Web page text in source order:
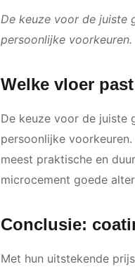
De keuze voor de juiste
persoonlijke voorkeuren.
Welke vloer
De keuze voor de juiste
persoonlijke
meest praktische en
microcement goede
Conclusie:
Met hun uitstekende